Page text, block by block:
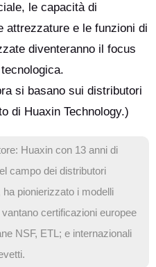
le capacità di
attrezzature e le funzioni di
diventeranno il focus
si basano sui distributori
di Huaxin Technology.)
Huaxin con 13 anni di
campo dei distributori
pionierizzato i modelli
certificazioni europee
NSF, ETL; e internazionali